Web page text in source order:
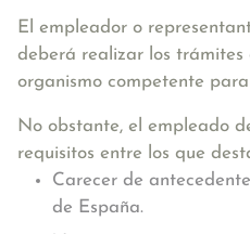
El empleador o
deberá realizar los trámites
organismo competente
No obstante, el empleado
requisitos entre los que
Carecer de
de España.